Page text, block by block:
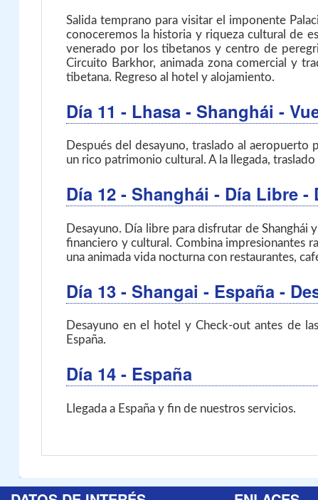
Salida temprano para visitar el imponente
conoceremos la historia y riqueza cultural de
venerado por los tibetanos y centro de
Circuito Barkhor, animada zona comercial y
tibetana. Regreso al hotel y alojamiento.
Día 11 - Lhasa - Shanghái -
Después del desayuno, traslado al aeropuerto
un rico patrimonio cultural. A la llegada,
Día 12 - Shanghái - Día Libre -
Desayuno. Día libre para disfrutar de Shanghái
financiero y cultural. Combina impresionantes
una animada vida nocturna con restaurantes,
Día 13 - Shangai - España -
Desayuno en el hotel y Check-out antes de
España.
Día 14 - España
Llegada a España y fin de nuestros servicios.